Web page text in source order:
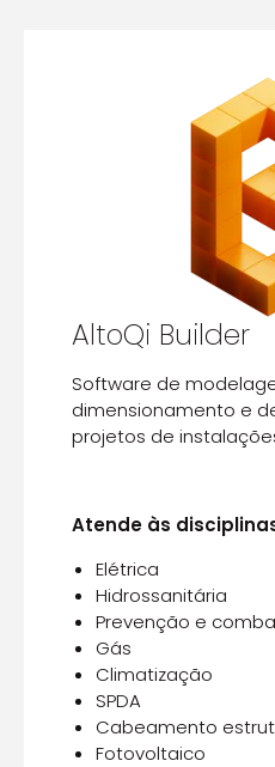
AltoQi Builder
Software de
dimensionamento e
projetos de
Atende às
Elétrica
Hidrossanitária
Prevenção e
Gás
Climatização
SPDA
Cabeamento
Fotovoltaico